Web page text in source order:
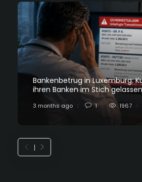
Bankenbetrug in Luxemburg:
ihren Banken im Stich
3 months ago 1 1967